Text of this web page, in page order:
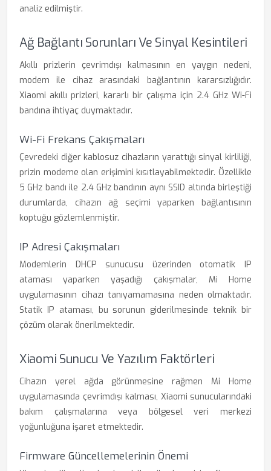
analiz edilmiştir.
Ağ Bağlantı Sorunları Ve Sinyal Kesintileri
Akıllı prizlerin çevrimdışı kalmasının en yaygın nedeni,
modem ile cihaz arasındaki bağlantının kararsızlığıdır.
Xiaomi akıllı prizleri, kararlı bir çalışma için 2.4 GHz Wi-Fi
bandına ihtiyaç duymaktadır.
Wi-Fi Frekans Çakışmaları
Çevredeki diğer kablosuz cihazların yarattığı sinyal kirliliği,
prizin modeme olan erişimini kısıtlayabilmektedir. Özellikle
5 GHz bandı ile 2.4 GHz bandının aynı SSID altında birleştiği
durumlarda, cihazın ağ seçimi yaparken bağlantısının
koptuğu gözlemlenmiştir.
IP Adresi Çakışmaları
Modemlerin DHCP sunucusu üzerinden otomatik IP
ataması yaparken yaşadığı çakışmalar, Mi Home
uygulamasının cihazı tanıyamamasına neden olmaktadır.
Statik IP ataması, bu sorunun giderilmesinde teknik bir
çözüm olarak önerilmektedir.
Xiaomi Sunucu Ve Yazılım Faktörleri
Cihazın yerel ağda görünmesine rağmen Mi Home
uygulamasında çevrimdışı kalması, Xiaomi sunucularındaki
bakım çalışmalarına veya bölgesel veri merkezi
yoğunluğuna işaret etmektedir.
Firmware Güncellemelerinin Önemi